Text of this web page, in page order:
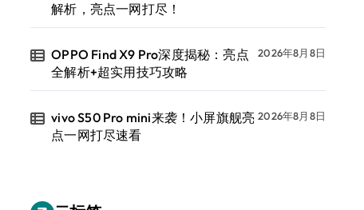
解析，亮点一网打尽！
OPPO Find X9 Pro深度揭秘：亮点
全解析+超实用技巧攻略
2026年8月8日
vivo S50 Pro mini来袭！小屏旗舰亮
点一网打尽速看
2026年8月8日